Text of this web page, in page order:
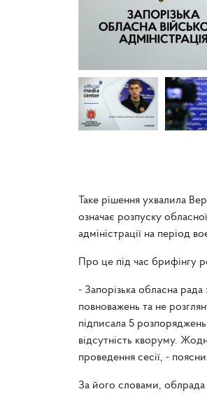
Таке рішення ухвалила
означає розпуску
адміністрації на період
Про це під час брифінгу
- Запорізька обласна рада
повноважень та не
підписала 5 розпоряджень
відсутність кворуму.
проведення сесії, -
За його словами, облрада